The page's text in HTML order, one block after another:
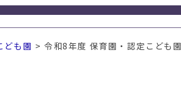
ども園 > 令和8年度 保育園・認定こども